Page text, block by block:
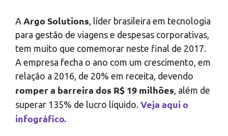
A Argo Solutions, líder brasileira em tecnologia
para gestão de viagens e despesas corporativas,
tem muito que comemorar neste final de 2017.
A empresa fecha o ano com um crescimento, em
relação a 2016, de 20% em receita, devendo
romper a barreira dos R$ 19 milhões, além de
superar 135% de lucro líquido. Veja aqui o
infográfico.